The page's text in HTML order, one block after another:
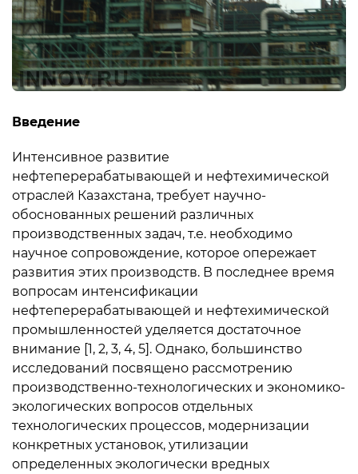
Введение
Интенсивное развитие
нефтеперерабатывающей и нефтехимической
отраслей Казахстана, требует научно-
обоснованных решений различных
производственных задач, т.е. необходимо
научное сопровождение, которое опережает
развития этих производств. В последнее время
вопросам интенсификации
нефтеперерабатывающей и нефтехимической
промышленностей уделяется достаточное
внимание [1, 2, 3, 4, 5]. Однако, большинство
исследований посвящено рассмотрению
производственно-технологических и экономико-
экологических вопросов отдельных
технологических процессов, модернизации
конкретных установок, утилизации
определенных экологически вредных